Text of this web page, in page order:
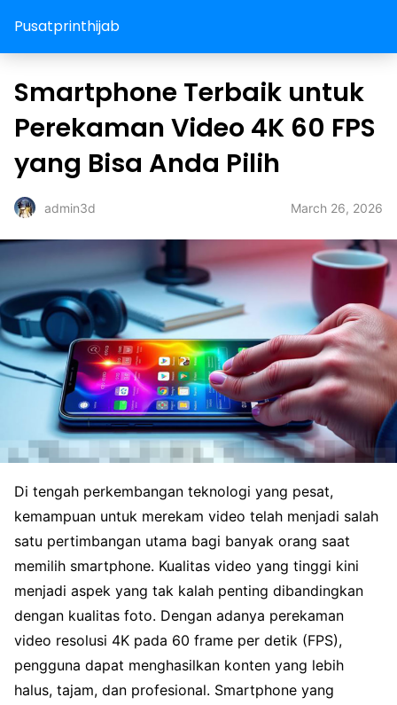
Pusatprinthijab
Smartphone Terbaik untuk
Perekaman Video 4K 60 FPS
yang Bisa Anda Pilih
admin3d March 26, 2026
Di tengah perkembangan teknologi yang pesat,
kemampuan untuk merekam video telah menjadi salah
satu pertimbangan utama bagi banyak orang saat
memilih smartphone. Kualitas video yang tinggi kini
menjadi aspek yang tak kalah penting dibandingkan
dengan kualitas foto. Dengan adanya perekaman
video resolusi 4K pada 60 frame per detik (FPS),
pengguna dapat menghasilkan konten yang lebih
halus, tajam, dan profesional. Smartphone yang